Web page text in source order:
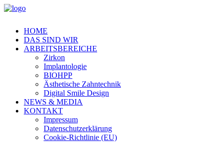
HOME
DAS SIND WIR
ARBEITSBEREICHE
Zirkon
Implantologie
BIOHPP
Ästhetische Zahntechnik
Digital Smile Design
NEWS & MEDIA
KONTAKT
Impressum
Datenschutzerklärung
Cookie-Richtlinie (EU)